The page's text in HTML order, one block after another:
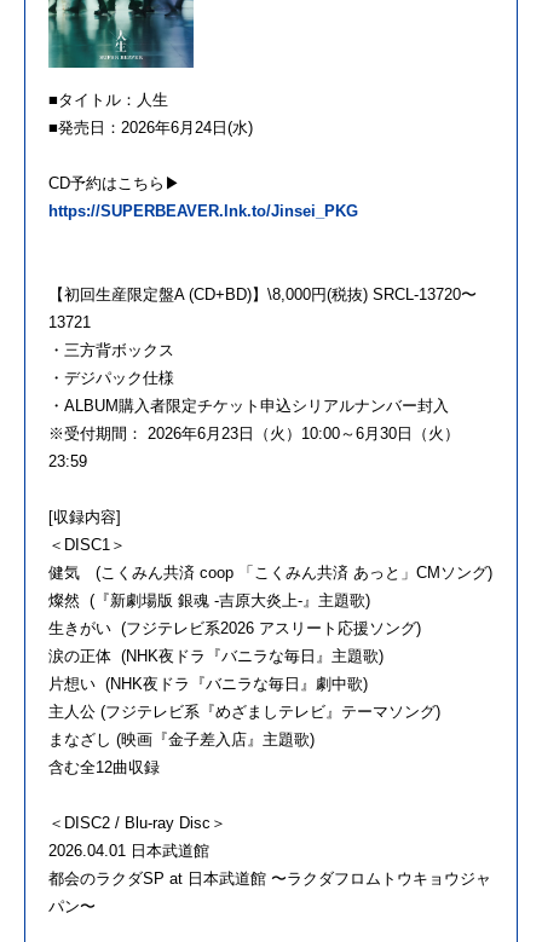
■タイトル：人生
■発売日：2026年6月24日(水)
CD予約はこちら▶
https://SUPERBEAVER.lnk.to/Jinsei_PKG
【初回生産限定盤A (CD+BD)】\8,000円(税抜) SRCL-13720〜
13721
・三方背ボックス
・デジパック仕様
・ALBUM購入者限定チケット申込シリアルナンバー封入
※受付期間： 2026年6月23日（火）10:00～6月30日（火）
23:59
[収録内容]
＜DISC1＞
健気 (こくみん共済 coop 「こくみん共済 あっと」CMソング)
燦然 (『新劇場版 銀魂 -吉原大炎上-』主題歌)
生きがい (フジテレビ系2026 アスリート応援ソング)
涙の正体 (NHK夜ドラ『バニラな毎日』主題歌)
片想い (NHK夜ドラ『バニラな毎日』劇中歌)
主人公 (フジテレビ系『めざましテレビ』テーマソング)
まなざし (映画『金子差入店』主題歌)
含む全12曲収録
＜DISC2 / Blu-ray Disc＞
2026.04.01 日本武道館
都会のラクダSP at 日本武道館 〜ラクダフロムトウキョウジャ
パン〜